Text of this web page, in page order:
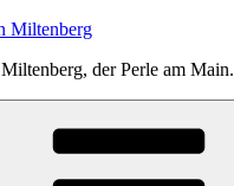
Miltenberg
der Perle am Main.